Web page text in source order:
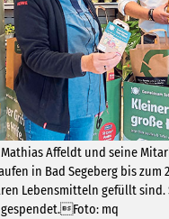
Affeldt und seine
in Bad Segeberg bis zum
Lebensmitteln gefüllt sind.
gespendet.Foto: mq